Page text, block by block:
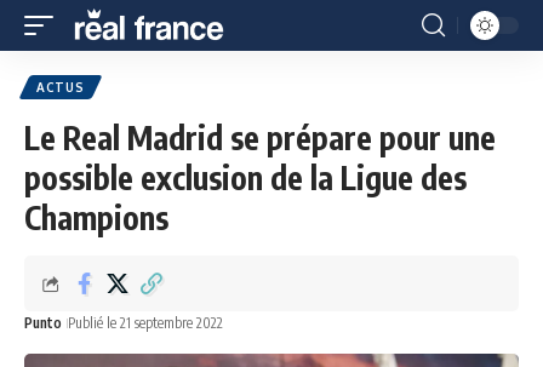
ACTUS
Le Real Madrid se prépare pour une
possible exclusion de la Ligue des
Champions
Punto Publié le 21 septembre 2022